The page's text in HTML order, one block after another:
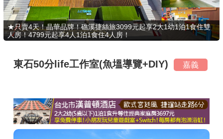
好康優惠
最新消息
最新留言
商家合作
★只賣4天！晶華品牌！礁溪捷絲旅3099元起享2大1幼1泊1食住雙
人房！4799元起享4人1泊1食住4人房！
東石50分life工作室(魚塭導覽+DIY) 嘉義